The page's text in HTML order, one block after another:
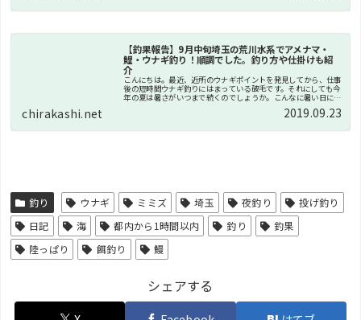
【釣果報告】9月中旬埼玉の荒川水系でアメナマ・
鯉・ウナギ釣り！順調でした。釣り方や仕掛けも紹
介
こんにちは。最近、近所のウナギポイントを発見してから、仕事
後の短時間ウナギ釣りにはまっている破毛です。それにしても今
年の夏は暑さがいつまで続くのでしょうか。こんなに暑い日には
釣り一択ですね！というわけで今回は、最近はまっているウナギ
chirakashi.net 2019.09.23
釣り ウナギ ミミズ 埼玉 夜釣り
投げ釣り
日記
海 都内から1時間以内 釣り
釣果
陸っぱり
餌釣り 鰻
シェアする